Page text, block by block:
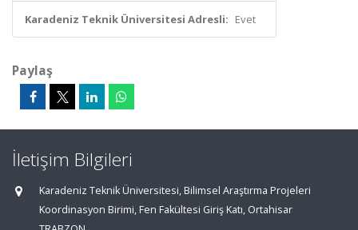
Karadeniz Teknik Üniversitesi Adresli: Evet
Paylaş
İletişim Bilgileri
Karadeniz Teknik Üniversitesi, Bilimsel Araştırma Projeleri
Koordinasyon Birimi, Fen Fakültesi Giriş Katı, Ortahisar